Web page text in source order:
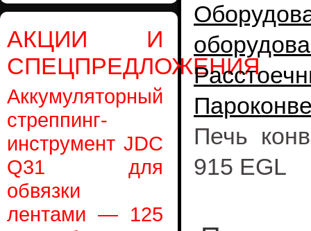
АКЦИИ И
СПЕЦПРЕДЛОЖЕНИЯ
Аккумуляторный
стреппинг-
инструмент JDC
Q31 для
обвязки
лентами — 125
Печь
915 EGL